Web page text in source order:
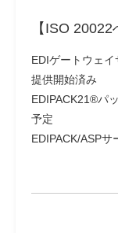
【ISO 20022
EDIゲートウェ
提供開始済み
EDIPACK21®
予定
EDIPACK/